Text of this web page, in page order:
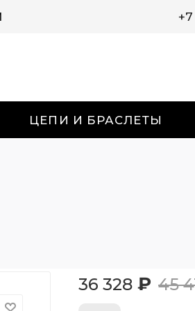
ЦЕПИ И БРАСЛЕТЫ
36 328 ₽ 45